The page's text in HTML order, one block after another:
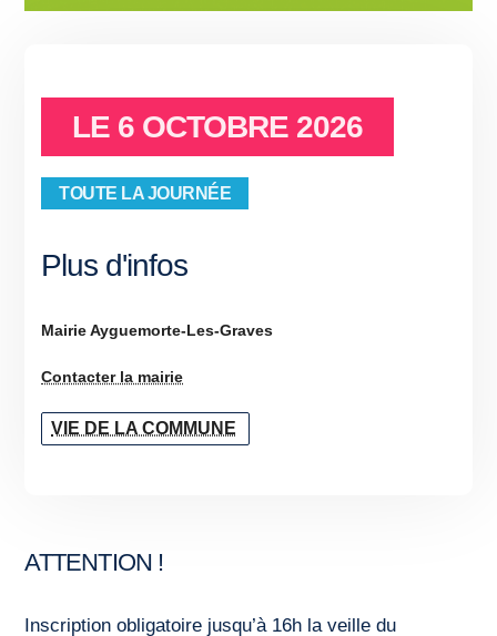
LE 6 OCTOBRE 2026
TOUTE LA JOURNÉE
Plus d'infos
Mairie Ayguemorte-Les-Graves
Contacter la mairie
VIE DE LA COMMUNE
ATTENTION !
Inscription obligatoire jusqu’à 16h la veille du